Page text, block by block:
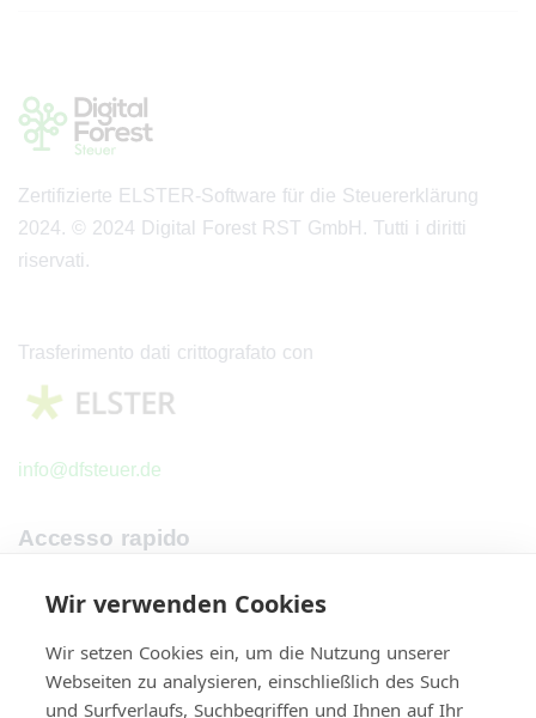
Wir verwenden Cookies
Wir setzen Cookies ein, um die Nutzung unserer
Webseiten zu analysieren, einschließlich des Such
und Surfverlaufs, Suchbegriffen und Ihnen auf Ihr
Zertifizierte ELSTER-Software für die Steuererklärung
2024. © 2024 Digital Forest RST GmbH. Tutti i diritti
riservati.
Trasferimento dati crittografato con
info@dfsteuer.de
Accesso rapido
Chi siamo
Contatti